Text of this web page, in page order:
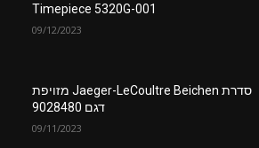
Timepiece 5320G-001
09/12/2023
סדרת Jaeger-LeCoultre Beichen מזויפת
דגם 9028480
09/11/2023